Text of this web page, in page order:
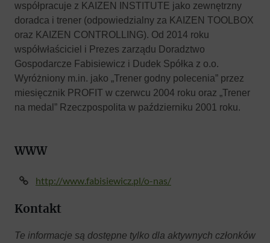
współpracuje z KAIZEN INSTITUTE jako zewnętrzny
doradca i trener (odpowiedzialny za KAIZEN TOOLBOX
oraz KAIZEN CONTROLLING). Od 2014 roku
współwłaściciel i Prezes zarządu Doradztwo
Gospodarcze Fabisiewicz i Dudek Spółka z o.o.
Wyróżniony m.in. jako „Trener godny polecenia” przez
miesięcznik PROFIT w czerwcu 2004 roku oraz „Trener
na medal” Rzeczpospolita w październiku 2001 roku.
WWW
http://www.fabisiewicz.pl/o-nas/
Kontakt
Te informacje są dostępne tylko dla aktywnych członków